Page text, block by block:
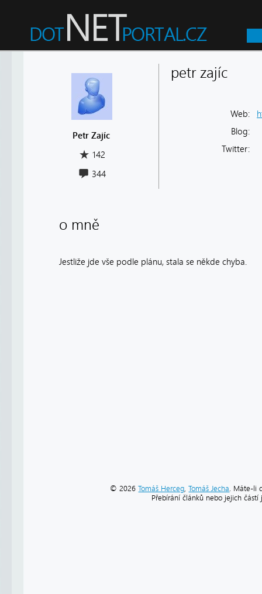
Petr Zajíc
142
344
petr zajíc
Web:
Blog:
Twitter:
o mně
Jestliže jde vše podle plánu, stala se někde chyba.
© 2026Tomáš Herceg,Tomáš Jecha. Máte-li
Přebírání článků nebo jejich